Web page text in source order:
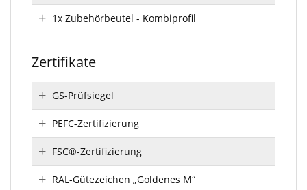
1x Zubehörbeutel - Kombiprofil
Zertifikate
GS-Prüfsiegel
PEFC-Zertifizierung
FSC®-Zertifizierung
RAL-Gütezeichen „Goldenes M“